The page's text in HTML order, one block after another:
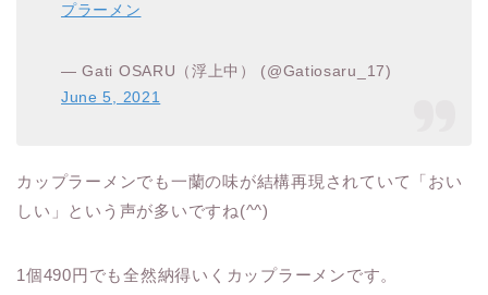
プラーメン
— Gati OSARU（浮上中） (@Gatiosaru_17)
June 5, 2021
カップラーメンでも一蘭の味が結構再現されていて「おい
しい」という声が多いですね(^^)
1個490円でも全然納得いくカップラーメンです。